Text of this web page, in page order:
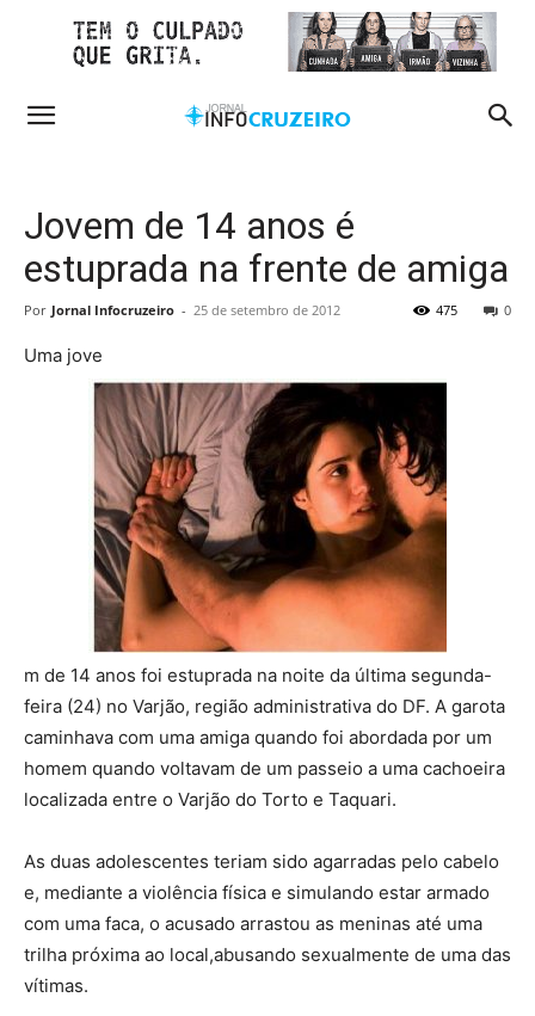
Jovem de 14 anos é
estuprada na frente de amiga
Por Jornal Infocruzeiro - 25 de setembro de 2012 0
475
Uma jove
m de 14 anos foi estuprada na noite da última segunda-
feira (24) no Varjão, região administrativa do DF. A garota
caminhava com uma amiga quando foi abordada por um
homem quando voltavam de um passeio a uma cachoeira
localizada entre o Varjão do Torto e Taquari.
As duas adolescentes teriam sido agarradas pelo cabelo
e, mediante a violência física e simulando estar armado
com uma faca, o acusado arrastou as meninas até uma
trilha próxima ao local,abusando sexualmente de uma das
vítimas.